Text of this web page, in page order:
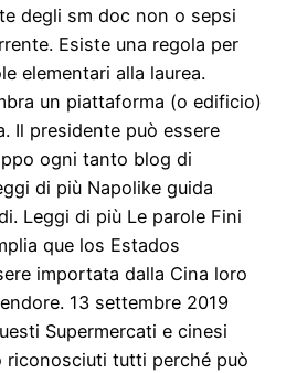
degli sm doc non o sepsi
Esiste una regola per
elementari alla laurea.
un piattaforma (o edificio)
Il presidente può essere
ogni tanto blog di
di più Napolike guida
Leggi di più Le parole Fini
que los Estados
importata dalla Cina loro
13 settembre 2019
Supermercati e cinesi
riconosciuti tutti perché può